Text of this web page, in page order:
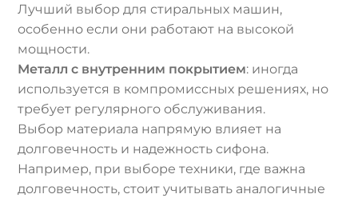
Лучший выбор для стиральных машин,
особенно если они работают на высокой
мощности.
Металл с внутренним покрытием: иногда
используется в компромиссных решениях, но
требует регулярного обслуживания.
Выбор материала напрямую влияет на
долговечность и надежность сифона.
Например, при выборе техники, где важна
долговечность, стоит учитывать аналогичные